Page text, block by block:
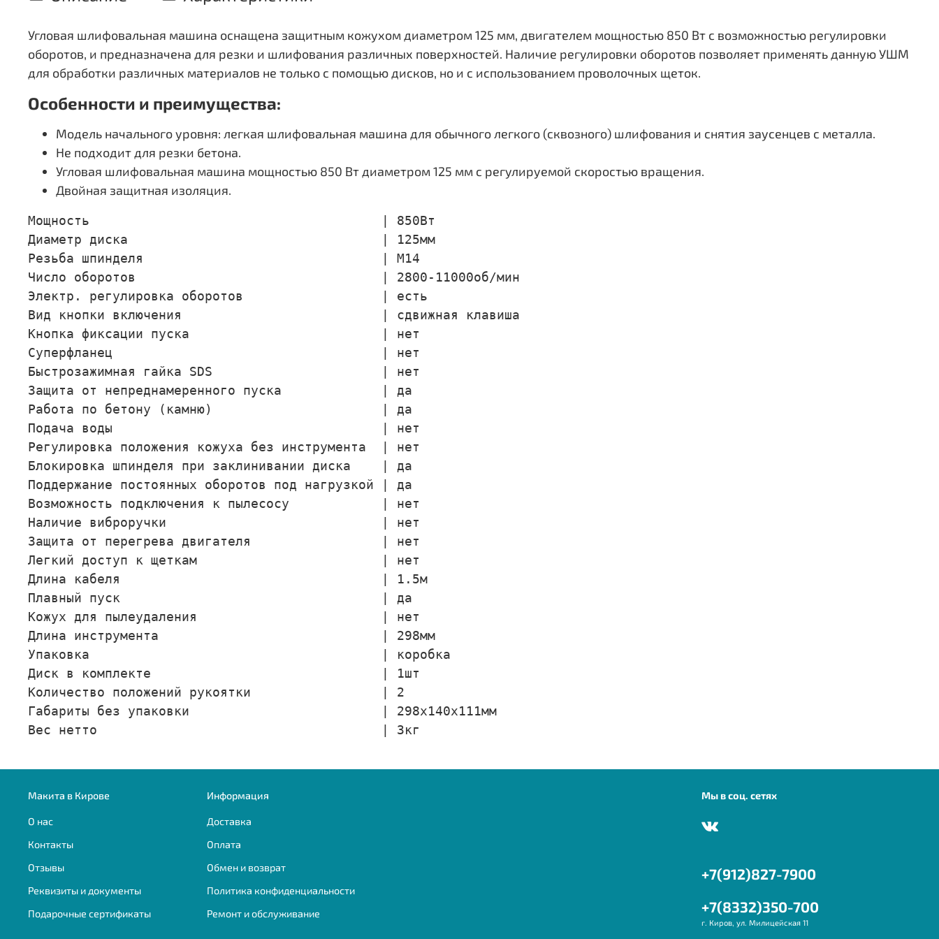
Угловая шлифовальная машина оснащена защитным кожухом диаметром 125 мм, двигателем мощностью 850 Вт с возможностью регулировки
оборотов, и предназначена для резки и шлифования различных поверхностей. Наличие регулировки оборотов позволяет применять данную УШМ
для обработки различных материалов не только с помощью дисков, но и с использованием проволочных щеток.
Особенности и преимущества:
Модель начального уровня: легкая шлифовальная машина для обычного легкого (сквозного) шлифования и снятия заусенцев с металла.
Не подходит для резки бетона.
Угловая шлифовальная машина мощностью 850 Вт диаметром 125 мм с регулируемой скоростью вращения.
Двойная защитная изоляция.
Мощность                                      | 850Вт
Диаметр диска                                 | 125мм
Резьба шпинделя                               | М14
Число оборотов                                | 2800-11000об/мин
Электр. регулировка оборотов                  | есть
Вид кнопки включения                          | сдвижная клавиша
Кнопка фиксации пуска                         | нет
Суперфланец                                   | нет
Быстрозажимная гайка SDS                      | нет
Защита от непреднамеренного пуска             | да
Работа по бетону (камню)                      | да
Подача воды                                   | нет
Регулировка положения кожуха без инструмента  | нет
Блокировка шпинделя при заклинивании диска    | да
Поддержание постоянных оборотов под нагрузкой | да
Возможность подключения к пылесосу            | нет
Наличие виброручки                            | нет
Защита от перегрева двигателя                 | нет
Легкий доступ к щеткам                        | нет
Длина кабеля                                  | 1.5м
Плавный пуск                                  | да
Кожух для пылеудаления                        | нет
Длина инструмента                             | 298мм
Упаковка                                      | коробка
Диск в комплекте                              | 1шт
Количество положений рукоятки                 | 2
Габариты без упаковки                         | 298х140х111мм
Вес нетто                                     | 3кг
Макита в Кирове
О нас
Контакты
Отзывы
Реквизиты и документы
Подарочные сертификаты
Информация
Доставка
Оплата
Обмен и возврат
Политика конфиденциальности
Ремонт и обслуживание
Мы в соц. сетях
+7(912)827-7900
+7(8332)350-700
г. Киров, ул. Милицейская 11